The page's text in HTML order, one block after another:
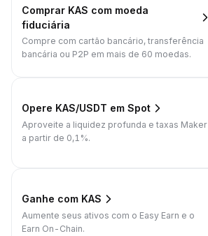
Comprar KAS com moeda
fiduciária
Compre com cartão bancário, transferência
bancária ou P2P em mais de 60 moedas.
Opere KAS/USDT em Spot
Aproveite a liquidez profunda e taxas Maker
a partir de 0,1%.
Ganhe com KAS
Aumente seus ativos com o Easy Earn e o
Earn On-Chain.